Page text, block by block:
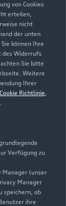
von Cookies
erteilen,
nicht
der unten
können Ihre
des Widerrufs
Sie bitte
Weitere
Ihrer
Cookie Richtlinie,
.
Verfügung zu
Manager (unser
Manager
speichern, ob
ihre
begrenzte
(z.B.
Art der
Dienstleistung
oder
enthaltene Audi
Audi Leasing,
GmbH,
und Audi
bis zu einem
auf den
gewerbliche